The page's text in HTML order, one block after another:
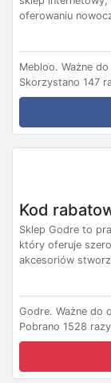
oferowaniu
Mebloo. Ważne do
Skorzystano 147
Kod
Sklep Godre to
który oferuje
akcesoriów
Godre. Ważne do
Pobrano 1528